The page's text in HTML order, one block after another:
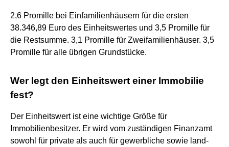
2,6 Promille bei Einfamilienhäusern für die ersten
38.346,89 Euro des Einheitswertes und 3,5 Promille für
die Restsumme. 3,1 Promille für Zweifamilienhäuser. 3,5
Promille für alle übrigen Grundstücke.
Wer legt den Einheitswert einer Immobilie
fest?
Der Einheitswert ist eine wichtige Größe für
Immobilienbesitzer. Er wird vom zuständigen Finanzamt
sowohl für private als auch für gewerbliche sowie land-